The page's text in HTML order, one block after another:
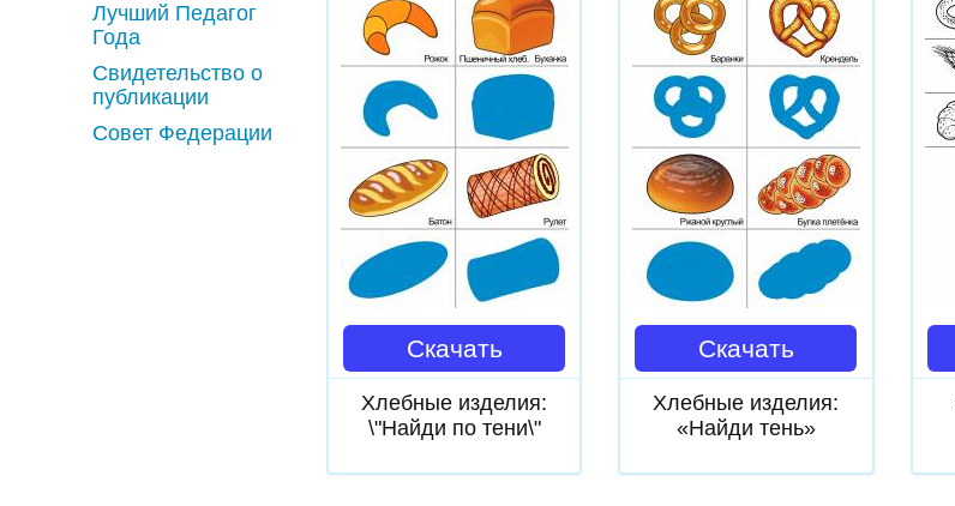
Лучший Педагог
Года
Свидетельство о
публикации
Совет Федерации
Скачать
Хлебные изделия:
\"Найди по тени\"
Скачать
Хлебные изделия:
«Найди тень»